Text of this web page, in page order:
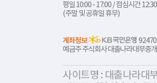
평일 10:00 - 17:00 / 점심시간
(주말 및 공휴일 휴무)
계좌정보
예금주 주식회사 대출나라대부중개
사이트명 : 대출나라대